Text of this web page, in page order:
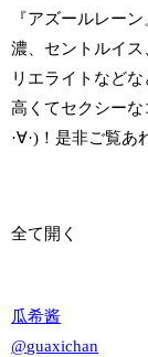
『アズールレー
濃、セントルイス
リエライトなど
高くてセクシー
·∀·)！是非ご覧あ
全て開く
瓜希酱
@guaxichan